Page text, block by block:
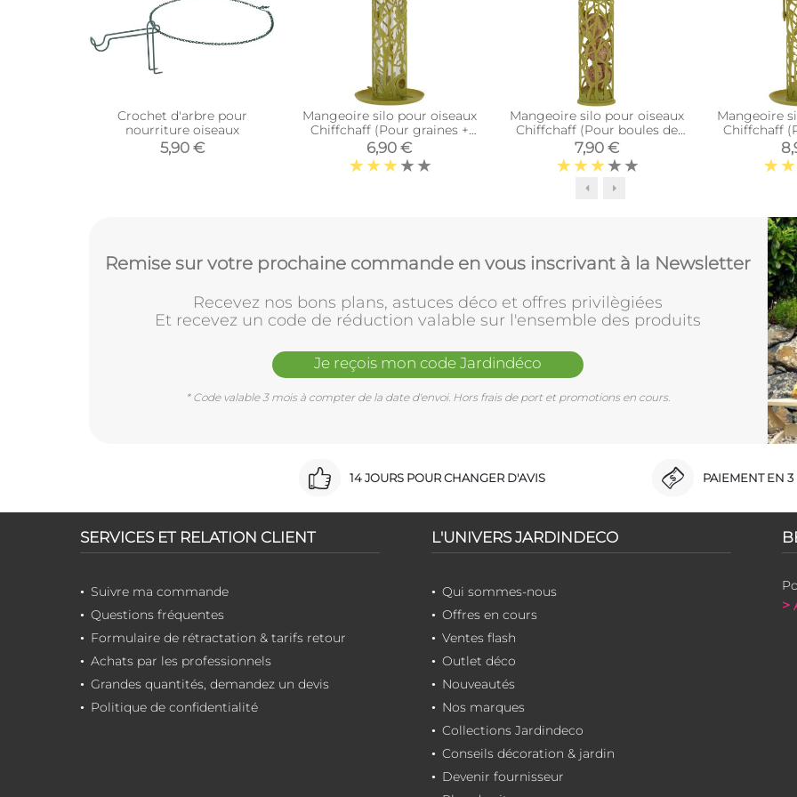
Crochet d'arbre pour
nourriture oiseaux
5,90 €
Mangeoire silo pour oiseaux
Chiffchaff (Pour graines +
plateau + perchoir)
6,90 €
Mangeoire silo pour oiseaux
Chiffchaff (Pour boules de
graisse)
7,90 €
Mangeoire
Chiffchaff
Remise sur votre prochaine commande en vous inscrivant à la Newsletter
Recevez nos bons plans, astuces déco et offres privilègiées
Et recevez un code de réduction valable sur l'ensemble des produits
Je reçois mon code Jardindéco
* Code valable 3 mois à compter de la date d'envoi. Hors frais de port et promotions en cours.
14 JOURS POUR CHANGER D'AVIS PAIEMENT EN 3
SERVICES ET RELATION CLIENT
Suivre ma commande
Questions fréquentes
Formulaire de rétractation & tarifs retour
Achats par les professionnels
Grandes quantités, demandez un devis
Politique de confidentialité
L'UNIVERS JARDINDECO
Qui sommes-nous
Offres en cours
Ventes flash
Outlet déco
Nouveautés
Nos marques
Collections Jardindeco
Conseils décoration & jardin
Devenir fournisseur
>